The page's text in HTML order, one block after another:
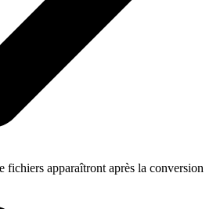
fichiers apparaîtront après la conversion